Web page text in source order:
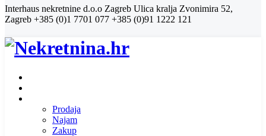
Interhaus nekretnine d.o.o Zagreb Ulica kralja Zvonimira 52,
Zagreb +385 (0)1 7701 077 +385 (0)91 1222 121
Prodaja
Najam
Zakup